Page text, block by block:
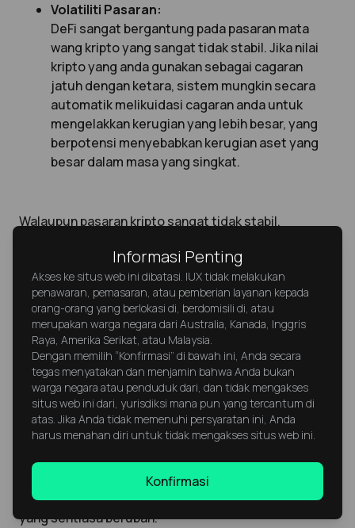
Volatiliti Pasaran:
DeFi sangat bergantung pada pasaran mata
wang kripto yang sangat tidak stabil. Jika nilai
kripto yang anda gunakan sebagai cagaran
jatuh dengan ketara, sistem mungkin secara
automatik melikuidasi cagaran anda untuk
mengelakkan kerugian yang lebih besar, yang
berpotensi menyebabkan kerugian aset yang
besar dalam masa yang singkat.
Walaupun pasaran kripto sangat tidak stabil,
keuntungan yang tinggi dan kemajuan pesat
teknologi blockchain. Namun, pelaburan dalam aset
digital juga disertai dengan risiko, seperti
ketidakstabilan harga dan ancaman keselamatan
siber.
Jika anda mencari platform pelaburan yang cekap, IUX
adalah pilihan yang sangat baik untuk membantu
mengurangkan risiko dan meningkatkan peluang
anda. Dengan spread rendah, leverage sehingga
1:3000, alat analisis yang komprehensif, dan Akaun
Demo untuk berlatih sebelum melabur wang sebenar,
IUX menyediakan sistem yang selamat untuk
membantu anda melabur dengan yakin dalam dunia
yang sentiasa berubah.
Informasi Penting
Akses ke situs web ini dibatasi. IUX tidak melakukan
penawaran, pemasaran, atau pemberian layanan kepada
orang-orang yang berlokasi di, berdomisili di, atau
merupakan warga negara dari Australia, Kanada, Inggris
Raya, Amerika Serikat, atau Malaysia.
Dengan memilih “Konfirmasi” di bawah ini, Anda secara
tegas menyatakan dan menjamin bahwa Anda bukan
warga negara atau penduduk dari, dan tidak mengakses
situs web ini dari, yurisdiksi mana pun yang tercantum di
atas. Jika Anda tidak memenuhi persyaratan ini, Anda
harus menahan diri untuk tidak mengakses situs web ini.
Konfirmasi